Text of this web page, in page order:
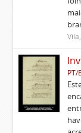
PT/